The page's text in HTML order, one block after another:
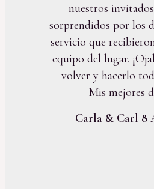
nuestros
sorprendidos por los
servicio que
equipo del lugar.
volver y hacerlo
Mis mejores
Carla & Carl 8